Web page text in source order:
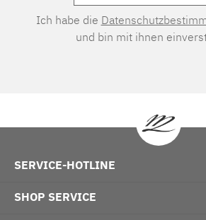
Ich habe die
und bin mit ihnen
SERVICE-HOTLINE
SHOP SERVICE